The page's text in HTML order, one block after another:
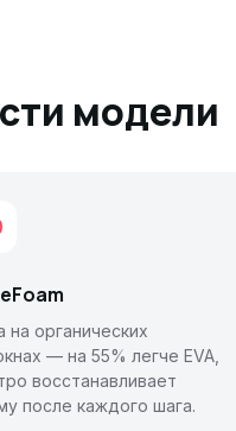
модели
на органических
— на 55% легче EVA,
восстанавливает
после каждого шага.